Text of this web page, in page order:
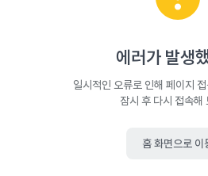
에러가 발생
일시적인 오류로 인해 페이지
잠시 후 다시 접속해
홈 화면으로 이